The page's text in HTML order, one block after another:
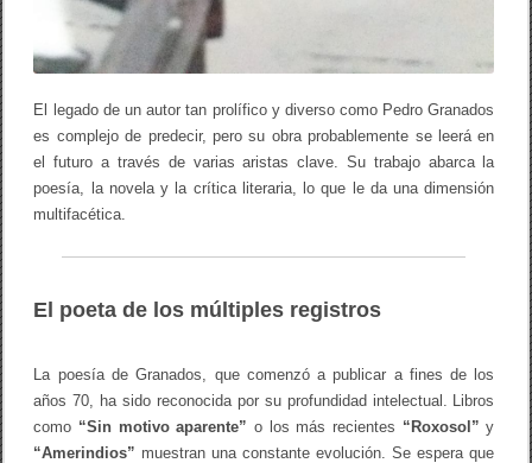
El legado de un autor tan prolífico y diverso como Pedro Granados
es complejo de predecir, pero su obra probablemente se leerá en
el futuro a través de varias aristas clave. Su trabajo abarca la
poesía, la novela y la crítica literaria, lo que le da una dimensión
multifacética.
El poeta de los múltiples registros
La poesía de Granados, que comenzó a publicar a fines de los
años 70, ha sido reconocida por su profundidad intelectual. Libros
como “Sin motivo aparente” o los más recientes “Roxosol” y
“Amerindios” muestran una constante evolución. Se espera que